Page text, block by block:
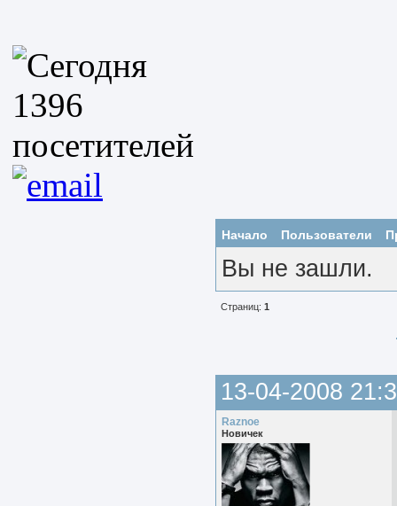
Начало Пользователи
Вы не зашли.
Страниц: 1
13-04-2008
Raznoe
Новичек